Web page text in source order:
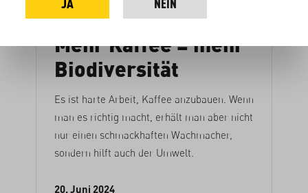
Mehr Kaffee = mehr
Biodiversität
Es ist harte Arbeit, Kaffee anzubauen. Wenn
man es richtig macht, erhält man aber nicht
nur einen schmackhaften Wachmacher,
sondern hilft auch der Umwelt.
20. Juni 2024